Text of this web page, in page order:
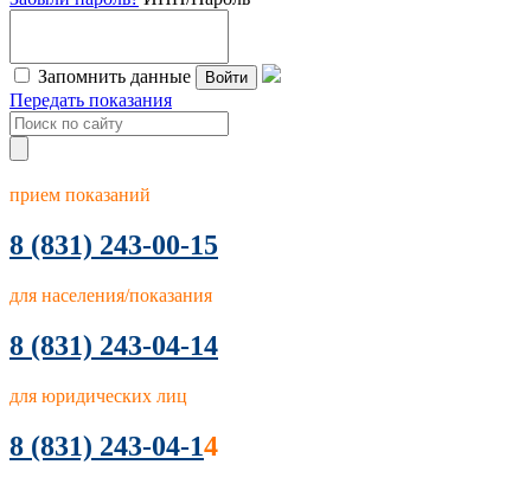
Запомнить данные Войти
Передать показания
прием показаний
8 (831) 243-00-15
для населения/показания
8 (831) 243-04-14
для юридических лиц
8 (831) 243-04-14